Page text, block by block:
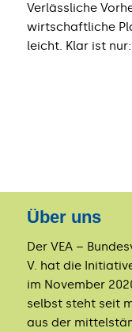
Verlässliche
wirtschaftliche
leicht. Klar ist
Über uns
Der VEA –
V. hat die
im November
selbst steht seit
aus der